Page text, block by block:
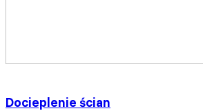
Docieplenie ścian